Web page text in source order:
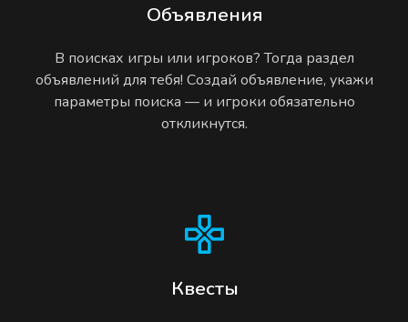
Объявления
В поисках игры или игроков? Тогда раздел
объявлений для тебя! Создай объявление, укажи
параметры поиска — и игроки обязательно
откликнутся.
Квесты